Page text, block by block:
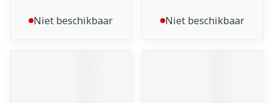
Niet beschikbaar Niet beschikbaar